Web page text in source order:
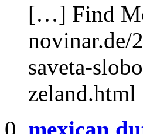
[…] Find
novinar.de/
saveta-
mexican